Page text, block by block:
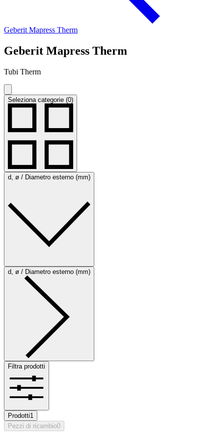
Geberit Mapress Therm
Geberit Mapress Therm
Tubi Therm
Seleziona categorie (0)
d, ø / Diametro esterno (mm)
d, ø / Diametro esterno (mm)
Filtra prodotti
Prodotti1
Pezzi di ricambio0